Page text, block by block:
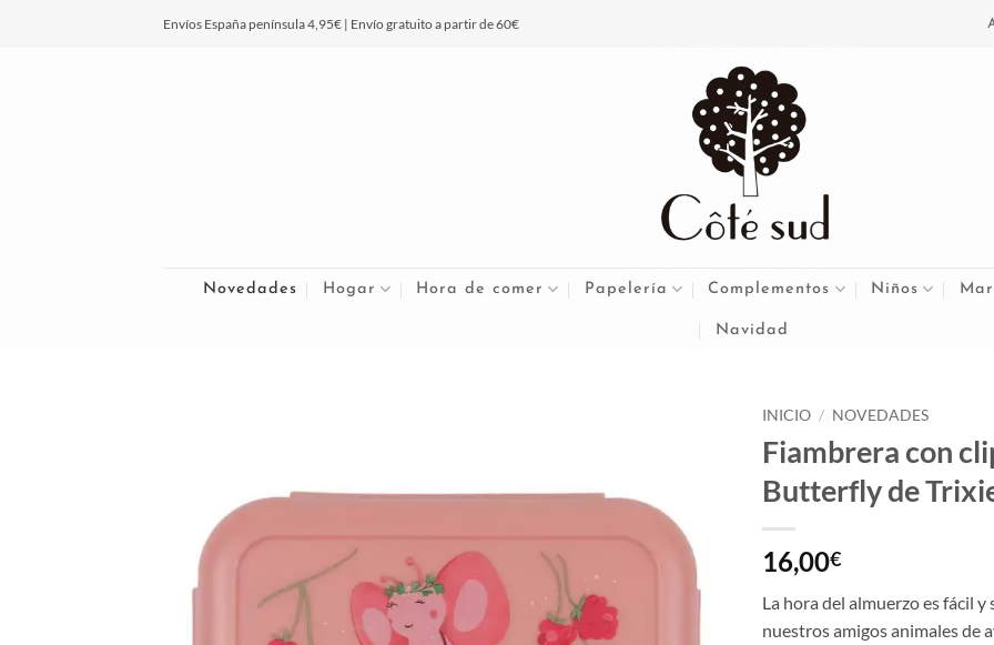
Envíos España península 4,95€ | Envío gratuito a partir de 60€
Novedades Hogar Hora de comer Papelería Complementos Niños
Navidad
INICIO / NOVEDADES
Fiambrera con
Butterfly de
16,00€
La hora del almuerzo es fácil
nuestros amigos animales de